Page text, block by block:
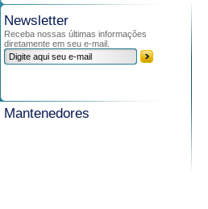
Newsletter
Receba nossas últimas informações
diretamente em seu e-mail.
Mantenedores